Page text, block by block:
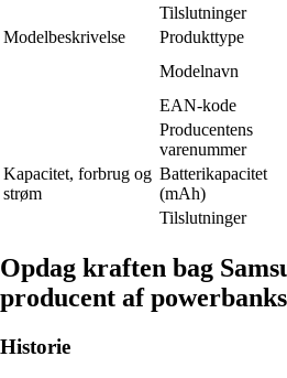
Tilslutninger
Modelbeskrivelse
Produkttype
Modelnavn
EAN-kode
Producentens
varenummer
Kapacitet, forbrug og
strøm
Batterikapacitet
(mAh)
Tilslutninger
Opdag kraften bag
producent af powerbanks
Historie